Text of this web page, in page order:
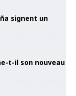
signent un
t-il son nouveau